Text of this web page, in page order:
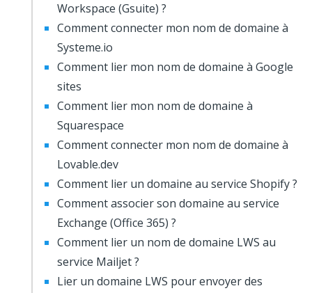
Workspace (Gsuite) ?
Comment connecter mon nom de domaine à
Systeme.io
Comment lier mon nom de domaine à Google
sites
Comment lier mon nom de domaine à
Squarespace
Comment connecter mon nom de domaine à
Lovable.dev
Comment lier un domaine au service Shopify ?
Comment associer son domaine au service
Exchange (Office 365) ?
Comment lier un nom de domaine LWS au
service Mailjet ?
Lier un domaine LWS pour envoyer des